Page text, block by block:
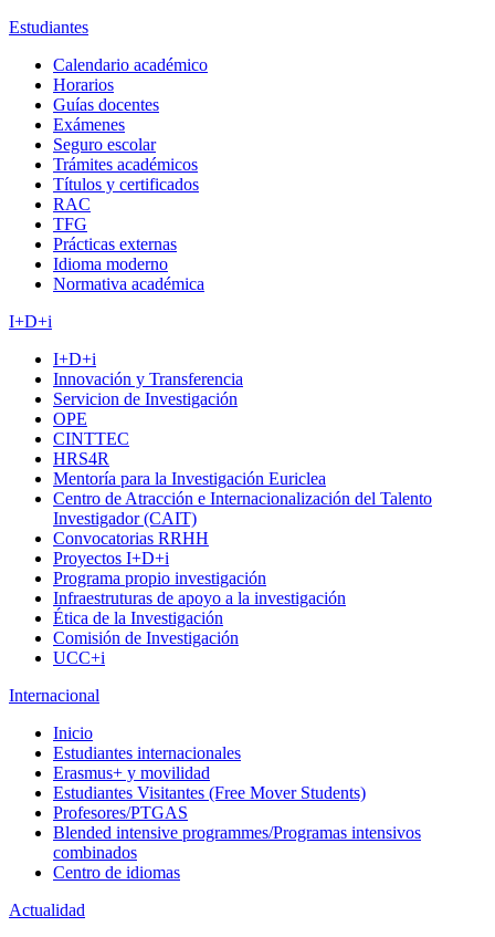
Estudiantes
Calendario académico
Horarios
Guías docentes
Exámenes
Seguro escolar
Trámites académicos
Títulos y certificados
RAC
TFG
Prácticas externas
Idioma moderno
Normativa académica
I+D+i
I+D+i
Innovación y Transferencia
Servicion de Investigación
OPE
CINTTEC
HRS4R
Mentoría para la Investigación Euriclea
Centro de Atracción e Internacionalización del Talento
Investigador (CAIT)
Convocatorias RRHH
Proyectos I+D+i
Programa propio investigación
Infraestruturas de apoyo a la investigación
Ética de la Investigación
Comisión de Investigación
UCC+i
Internacional
Inicio
Estudiantes internacionales
Erasmus+ y movilidad
Estudiantes Visitantes (Free Mover Students)
Profesores/PTGAS
Blended intensive programmes/Programas intensivos
combinados
Centro de idiomas
Actualidad